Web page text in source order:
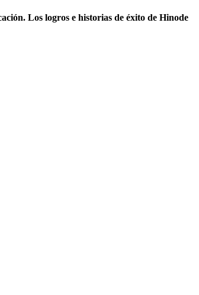
Los logros e historias de éxito de Hinode